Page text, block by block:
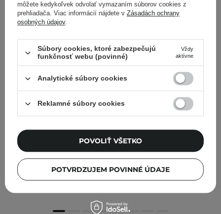
Bioup - SEBUM BALANCE - Hydratačno - upokojujúce
sérum na rozšírené póry, čierne bodky a akné - 30ml
21,90 €
môžete kedykoľvek odvolať vymazaním súborov cookies z
prehliadača. Viac informácií nájdete v Zásadách ochrany
osobných údajov.
Súbory cookies, ktoré zabezpečujú
funkčnosť webu (povinné)
Vždy
aktívne
Analytické súbory cookies
Reklamné súbory cookies
POTVRDZUJEM POVINNÉ ÚDAJE
POVOLIŤ VŠETKO